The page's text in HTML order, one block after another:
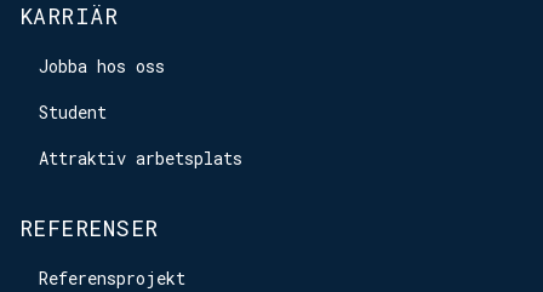
KARRIÄR
Jobba hos oss
Student
Attraktiv arbetsplats
REFERENSER
Referensprojekt